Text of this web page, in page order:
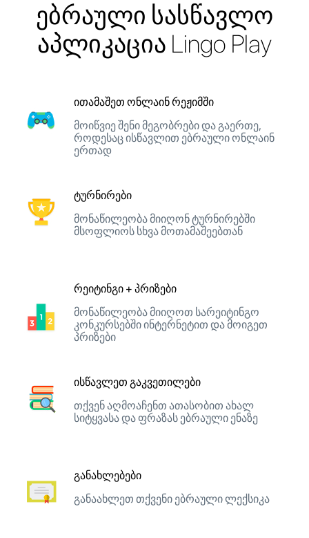
ებრაული სასწავლო
აპლიკაცია Lingo Play
ითამაშეთ ონლაინ რეჟიმში
მოიწვიე შენი მეგობრები და გაერთე,
როდესაც ისწავლით ებრაული ონლაინ
ერთად
ტურნირები
მონაწილეობა მიიღონ ტურნირებში
მსოფლიოს სხვა მოთამაშეებთან
რეიტინგი + პრიზები
მონაწილეობა მიიღოთ სარეიტინგო
კონკურსებში ინტერნეტით და მოიგეთ
პრიზები
ისწავლეთ გაკვეთილები
თქვენ აღმოაჩენთ ათასობით ახალ
სიტყვასა და ფრაზას ებრაული ენაზე
განახლებები
განაახლეთ თქვენი ებრაული ლექსიკა